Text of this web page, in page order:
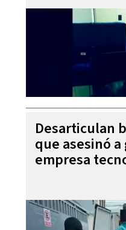
Desarticulan
que asesinó
empresa